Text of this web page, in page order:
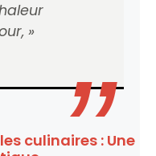
»
culinaires : Une